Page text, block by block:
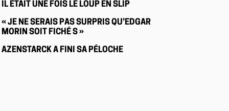
IL ÉTAIT UNE FOIS LE LOUP EN SLIP
« JE NE SERAIS PAS SURPRIS QU’EDGAR
MORIN SOIT FICHÉ S »
AZENSTARCK A FINI SA PÉLOCHE